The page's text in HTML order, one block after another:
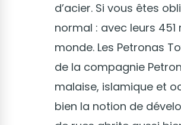
d’acier. Si vous êtes
normal : avec leurs
monde. Les Petronas
de la compagnie
malaise, islamique et
bien la notion de